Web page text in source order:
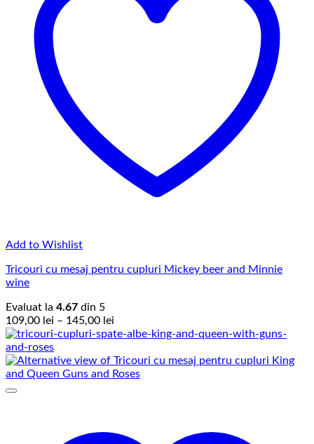
Add to Wishlist
Tricouri cu mesaj pentru cupluri Mickey beer and Minnie
wine
Evaluat la 4.67 din 5
109,00 lei – 145,00 lei
de
109,00 lei
până